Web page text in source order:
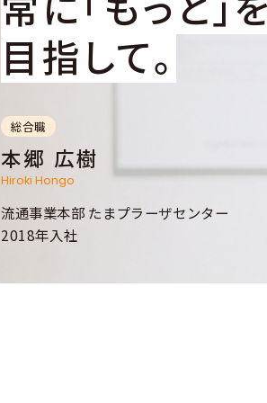
目指して。
総合職
本郷 広樹
Hiroki Hongo
流通事業本部 たまプラーザセンター
2018年入社